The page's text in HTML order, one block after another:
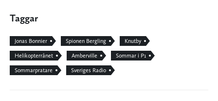
Taggar
Jonas Bonnier Spionen Bergling Knutby
Helikopterrånet Amberville Sommar i P1
Sommarpratare Sveriges Radio